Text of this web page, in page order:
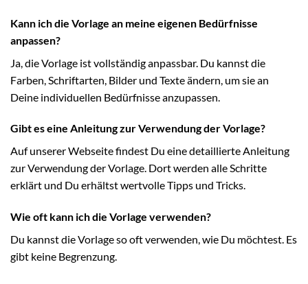
Kann ich die Vorlage an meine eigenen Bedürfnisse
anpassen?
Ja, die Vorlage ist vollständig anpassbar. Du kannst die
Farben, Schriftarten, Bilder und Texte ändern, um sie an
Deine individuellen Bedürfnisse anzupassen.
Gibt es eine Anleitung zur Verwendung der Vorlage?
Auf unserer Webseite findest Du eine detaillierte Anleitung
zur Verwendung der Vorlage. Dort werden alle Schritte
erklärt und Du erhältst wertvolle Tipps und Tricks.
Wie oft kann ich die Vorlage verwenden?
Du kannst die Vorlage so oft verwenden, wie Du möchtest. Es
gibt keine Begrenzung.